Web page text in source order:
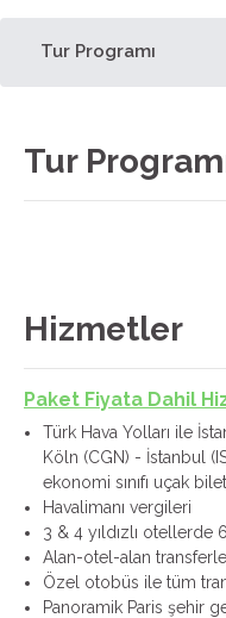
Tur Programı
Tur
Hizmetler
Paket Fiyata Dahil
Türk Hava Yolları ile
Köln (CGN) - İstanbul
ekonomi sınıfı uçak
Havalimanı vergileri
3 & 4 yıldızlı otellerde
Alan-otel-alan
Özel otobüs ile tüm
Panoramik Paris şehir